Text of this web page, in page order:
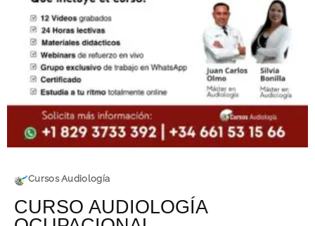
Cursos Audiología
CURSO AUDIOLOGÍA